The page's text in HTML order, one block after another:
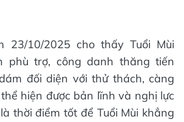
23/10/2025 cho thấy Tuổi Mùi
phù trợ, công danh thăng tiến
đối diện với thử thách, càng
hiện được bản lĩnh và nghị lực
thời điểm tốt để Tuổi Mùi khẳng